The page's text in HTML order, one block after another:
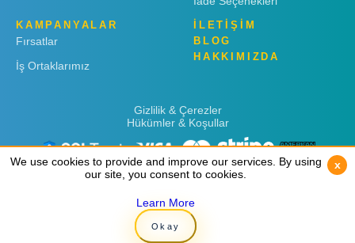
KAMPANYALAR
Fırsatlar
İş Ortaklarımız
İLETİŞİM
BLOG
HAKKIMIZDA
Gizlilik & Çerezler
Hükümler & Koşullar
Copyright © 2019 Rent 'n Connect
We use cookies to provide and improve our services. By using
our site, you consent to cookies.
Learn More
Okay
x
We use cookies to provide and improve our services. By using
our site, you consent to cookies.
Learn More
Okay
x